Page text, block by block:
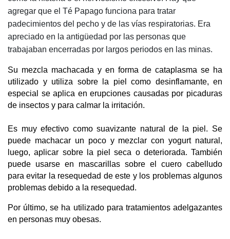
agregar que el Té Papago funciona para tratar
padecimientos del pecho y de las vías respiratorias. Era
apreciado en la antigüedad por las personas que
trabajaban encerradas por largos periodos en las minas.
Su mezcla machacada y en forma de cataplasma se ha
utilizado y utiliza sobre la piel como desinflamante, en
especial se aplica en erupciones causadas por picaduras
de insectos y para calmar la irritación.
Es muy efectivo como suavizante natural de la piel. Se
puede machacar un poco y mezclar con yogurt natural,
luego, aplicar sobre la piel seca o deteriorada. También
puede usarse en mascarillas sobre el cuero cabelludo
para evitar la resequedad de este y los problemas algunos
problemas debido a la resequedad.
Por último, se ha utilizado para tratamientos adelgazantes
en personas muy obesas.